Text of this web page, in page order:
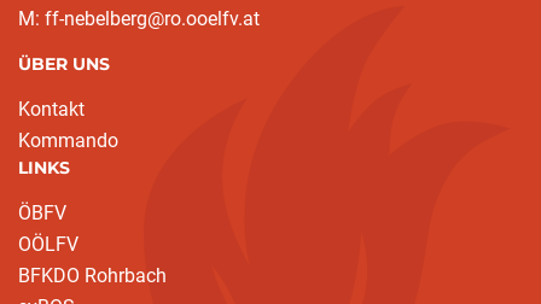
M: ff-nebelberg@ro.ooelfv.at
ÜBER UNS
Kontakt
Kommando
LINKS
ÖBFV
OÖLFV
BFKDO Rohrbach